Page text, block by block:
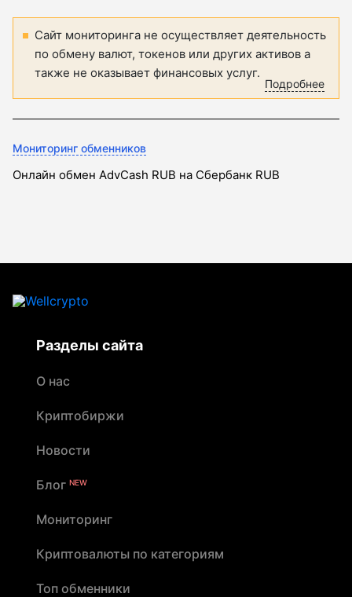
Сайт мониторинга не осуществляет деятельность
по обмену валют, токенов или других активов а
также не оказывает финансовых услуг.
Подробнее
Мониторинг обменников
Онлайн обмен AdvCash RUB на Сбербанк RUB
Разделы сайта
О нас
Криптобиржи
Новости
Блог NEW
Мониторинг
Криптовалюты по категориям
Топ обменники